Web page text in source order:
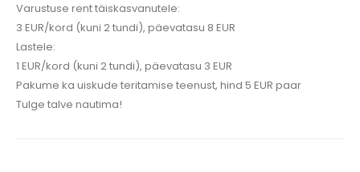
Varustuse rent täiskasvanutele:
3 EUR/kord (kuni 2 tundi), päevatasu 8 EUR
Lastele:
1 EUR/kord (kuni 2 tundi), päevatasu 3 EUR
Pakume ka uiskude teritamise teenust, hind 5 EUR paar
Tulge talve nautima!